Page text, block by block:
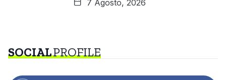
7 Agosto, 2026
SOCIALPROFILE